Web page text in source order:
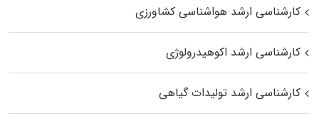
کارشناسی ارشد هواشناسی کشاورزی
کارشناسی ارشد اکوهیدرولوژی
کارشناسی ارشد تولیدات گیاهی